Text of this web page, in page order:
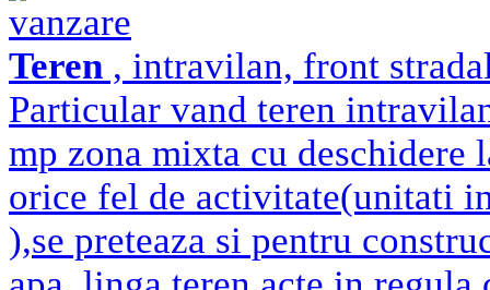
vanzare
Teren , intravilan, front
Particular vand teren
mp zona mixta cu deschidere
orice fel de activitate(unitati
),se preteaza si pentru